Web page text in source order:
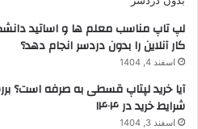
لپ تاپ مناسب معلم ها و اساتید
کار آنلاین را بدون دردسر انجام دهد؟
اسفند 4, 1404
آیا خرید لپتاپ قسطی به صرفه است؟
شرایط خرید در ۱۴۰۴
اسفند 3, 1404